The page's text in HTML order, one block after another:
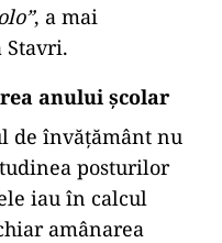
, a mai
Stavri.
anului școlar
de învățământ nu
posturilor
iau în calcul
amânarea